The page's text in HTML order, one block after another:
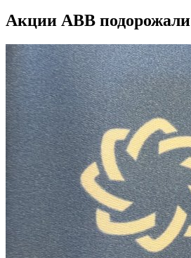
Акции АВВ подорожали